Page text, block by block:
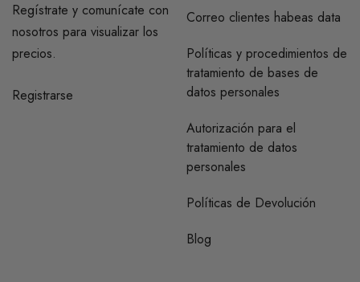
Regístrate y comunícate con
nosotros para visualizar los
precios.
Registrarse
Correo clientes habeas data
Políticas y procedimientos de
tratamiento de bases de
datos personales
Autorización para el
tratamiento de datos
personales
Políticas de Devolución
Blog